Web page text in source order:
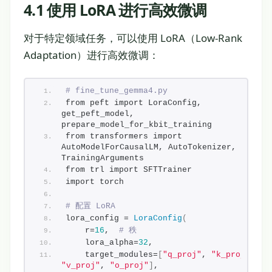
4.1 使用 LoRA 进行高效微调
对于特定领域任务，可以使用 LoRA（Low-Rank
Adaptation）进行高效微调：
# fine_tune_gemma4.py
from peft import LoraConfig,
get_peft_model,
prepare_model_for_kbit_training
from transformers import
AutoModelForCausalLM, AutoTokenizer,
TrainingArguments
from trl import SFTTrainer
import torch
# 配置 LoRA
lora_config = LoraConfig (
    r=
16 , # 秩
    lora_alpha=
32 ,
    target_modules=
[ "q_proj" , "k_proj"
"v_proj" , "o_proj" ] ,